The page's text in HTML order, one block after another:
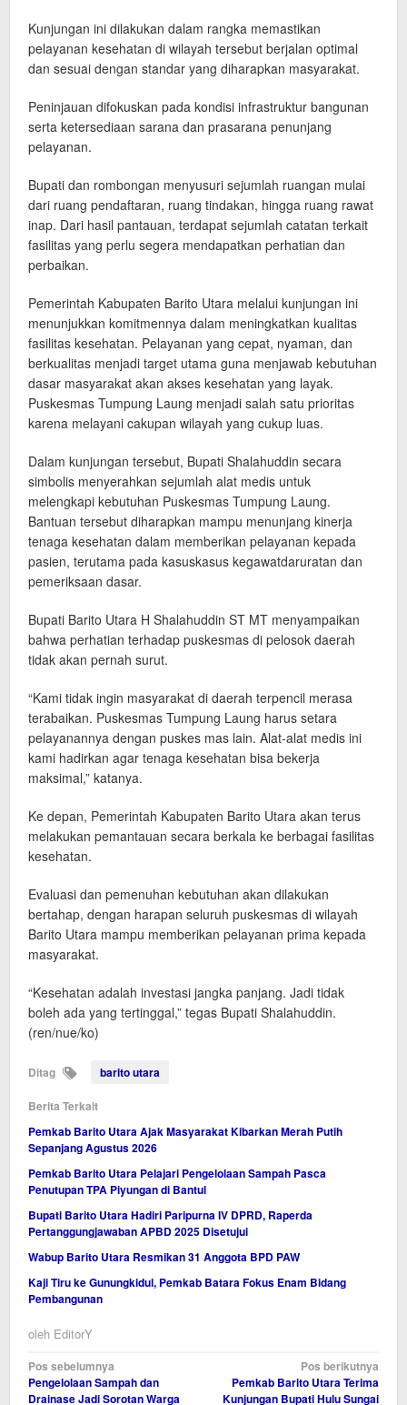
Kunjungan ini dilakukan dalam rangka memastikan
pelayanan kesehatan di wilayah tersebut berjalan optimal
dan sesuai dengan standar yang diharapkan masyarakat.
Peninjauan difokuskan pada kondisi infrastruktur bangunan
serta ketersediaan sarana dan prasarana penunjang
pelayanan.
Bupati dan rombongan menyusuri sejumlah ruangan mulai
dari ruang pendaftaran, ruang tindakan, hingga ruang rawat
inap. Dari hasil pantauan, terdapat sejumlah catatan terkait
fasilitas yang perlu segera mendapatkan perhatian dan
perbaikan.
Pemerintah Kabupaten Barito Utara melalui kunjungan ini
menunjukkan komitmennya dalam meningkatkan kualitas
fasilitas kesehatan. Pelayanan yang cepat, nyaman, dan
berkualitas menjadi target utama guna menjawab kebutuhan
dasar masyarakat akan akses kesehatan yang layak.
Puskesmas Tumpung Laung menjadi salah satu prioritas
karena melayani cakupan wilayah yang cukup luas.
Dalam kunjungan tersebut, Bupati Shalahuddin secara
simbolis menyerahkan sejumlah alat medis untuk
melengkapi kebutuhan Puskesmas Tumpung Laung.
Bantuan tersebut diharapkan mampu menunjang kinerja
tenaga kesehatan dalam memberikan pelayanan kepada
pasien, terutama pada kasuskasus kegawatdaruratan dan
pemeriksaan dasar.
Bupati Barito Utara H Shalahuddin ST MT menyampaikan
bahwa perhatian terhadap puskesmas di pelosok daerah
tidak akan pernah surut.
“Kami tidak ingin masyarakat di daerah terpencil merasa
terabaikan. Puskesmas Tumpung Laung harus setara
pelayanannya dengan puskes mas lain. Alat-alat medis ini
kami hadirkan agar tenaga kesehatan bisa bekerja
maksimal,” katanya.
Ke depan, Pemerintah Kabupaten Barito Utara akan terus
melakukan pemantauan secara berkala ke berbagai fasilitas
kesehatan.
Evaluasi dan pemenuhan kebutuhan akan dilakukan
bertahap, dengan harapan seluruh puskesmas di wilayah
Barito Utara mampu memberikan pelayanan prima kepada
masyarakat.
“Kesehatan adalah investasi jangka panjang. Jadi tidak
boleh ada yang tertinggal,” tegas Bupati Shalahuddin.
(ren/nue/ko)
Ditag barito utara
Berita Terkait
Pemkab Barito Utara Ajak Masyarakat Kibarkan Merah Putih
Sepanjang Agustus 2026
Pemkab Barito Utara Pelajari Pengelolaan Sampah Pasca
Penutupan TPA Piyungan di Bantul
Bupati Barito Utara Hadiri Paripurna IV DPRD, Raperda
Pertanggungjawaban APBD 2025 Disetujui
Wabup Barito Utara Resmikan 31 Anggota BPD PAW
Kaji Tiru ke Gunungkidul, Pemkab Batara Fokus Enam Bidang
Pembangunan
oleh EditorY
Navigasi
pos
Pos sebelumnya
Pengelolaan Sampah dan
Drainase Jadi Sorotan Warga
Pos berikutnya
Pemkab Barito Utara Terima
Kunjungan Bupati Hulu Sungai